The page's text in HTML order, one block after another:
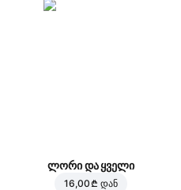
ლორი და ყველი
16,00 ₾ დან